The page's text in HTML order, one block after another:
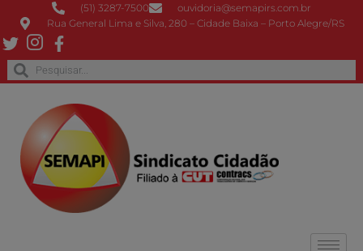
(51) 3287-7500
ouvidoria@semapirs.com.br
Rua General Lima e Silva, 280 – Cidade Baixa – Porto Alegre/RS